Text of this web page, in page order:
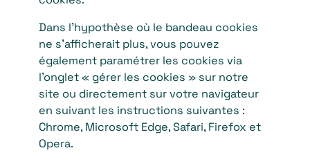
Dans l’hypothèse où le bandeau cookies
ne s’afficherait plus, vous pouvez
également paramétrer les cookies via
l’onglet « gérer les cookies » sur notre
site ou directement sur votre navigateur
en suivant les instructions suivantes :
Chrome, Microsoft Edge, Safari, Firefox et
Opera.